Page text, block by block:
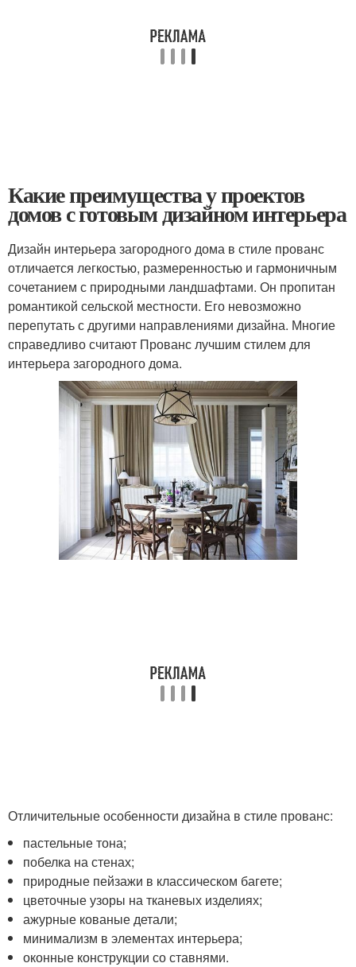
Какие преимущества у проектов
домов с готовым дизайном интерьера
Дизайн интерьера загородного дома в стиле прованс
отличается легкостью, размеренностью и гармоничным
сочетанием с природными ландшафтами. Он пропитан
романтикой сельской местности. Его невозможно
перепутать с другими направлениями дизайна. Многие
справедливо считают Прованс лучшим стилем для
интерьера загородного дома.
Отличительные особенности дизайна в стиле прованс:
пастельные тона;
побелка на стенах;
природные пейзажи в классическом багете;
цветочные узоры на тканевых изделиях;
ажурные кованые детали;
минимализм в элементах интерьера;
оконные конструкции со ставнями.